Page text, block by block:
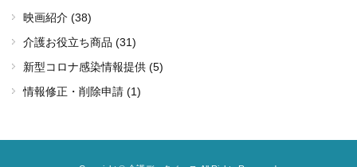
映画紹介 (38)
介護お役立ち商品 (31)
新型コロナ感染情報提供 (5)
情報修正・削除申請 (1)